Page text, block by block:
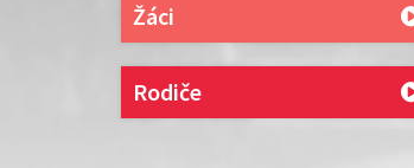
Žáci
Rodiče